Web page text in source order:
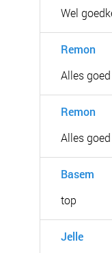
Wel
Remon
Alles
Remon
Alles
Basem
top
Jelle